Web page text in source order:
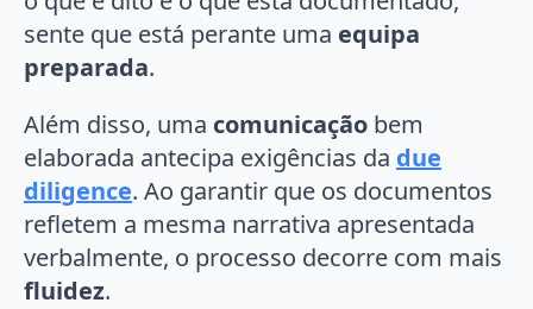
sente que está perante uma equipa
preparada.
Além disso, uma comunicação bem
elaborada antecipa exigências da due
diligence. Ao garantir que os documentos
refletem a mesma narrativa apresentada
verbalmente, o processo decorre com mais
fluidez.